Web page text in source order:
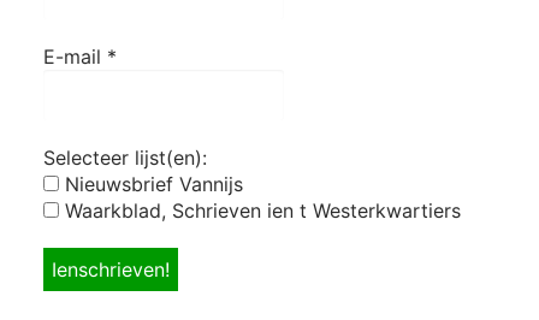
E-mail *
Selecteer lijst(en):
Nieuwsbrief Vannijs
Waarkblad, Schrieven ien t Westerkwartiers